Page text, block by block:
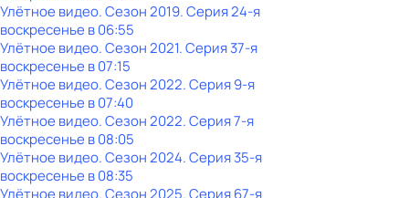
Улётное видео. Сезон 2019. Серия 24-я
воскресенье в06:55
Улётное видео. Сезон 2021. Серия 37-я
воскресенье в07:15
Улётное видео. Сезон 2022. Серия 9-я
воскресенье в07:40
Улётное видео. Сезон 2022. Серия 7-я
воскресенье в08:05
Улётное видео. Сезон 2024. Серия 35-я
воскресенье в08:35
Улётное видео. Сезон 2025. Серия 67-я